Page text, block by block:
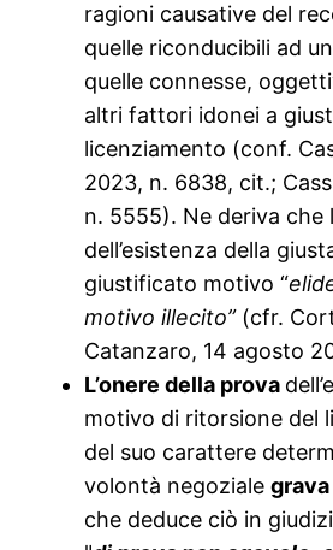
ragioni causative del
quelle riconducibili ad
quelle connesse,
altri fattori idonei a
licenziamento (conf.
2023, n. 6838, cit.;
n. 5555). Ne deriva che
dell’esistenza della
giustificato motivo “
motivo illecito”(cfr.
Catanzaro, 14 agosto
L’onere della prova
motivo di ritorsione del
del suo carattere
volontà negoziale
che deduce ciò in